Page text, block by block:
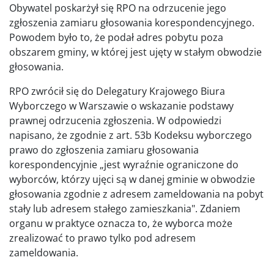
Obywatel poskarżył się RPO na odrzucenie jego
zgłoszenia zamiaru głosowania korespondencyjnego.
Powodem było to, że podał adres pobytu poza
obszarem gminy, w której jest ujęty w stałym obwodzie
głosowania.
RPO zwrócił się do Delegatury Krajowego Biura
Wyborczego w Warszawie o wskazanie podstawy
prawnej odrzucenia zgłoszenia. W odpowiedzi
napisano, że zgodnie z art. 53b Kodeksu wyborczego
prawo do zgłoszenia zamiaru głosowania
korespondencyjnie „jest wyraźnie ograniczone do
wyborców, którzy ujęci są w danej gminie w obwodzie
głosowania zgodnie z adresem zameldowania na pobyt
stały lub adresem stałego zamieszkania". Zdaniem
organu w praktyce oznacza to, że wyborca może
zrealizować to prawo tylko pod adresem
zameldowania.